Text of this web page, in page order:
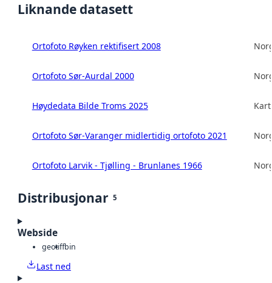
Liknande datasett
Ortofoto Røyken rektifisert 2008
Ortofoto Sør-Aurdal 2000
Høydedata Bilde Troms 2025
Ortofoto Sør-Varanger midlertidig ortofoto 2021
Ortofoto Larvik - Tjølling - Brunlanes 1966
Distribusjonar 5
Webside
geotiffbin
Last ned